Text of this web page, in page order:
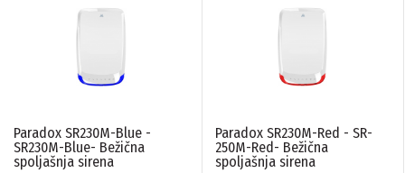
Paradox SR230M-Blue -
SR230M-Blue- Bežična
spoljašnja sirena
Paradox SR230M-Red - SR-
250M-Red- Bežična
spoljašnja sirena